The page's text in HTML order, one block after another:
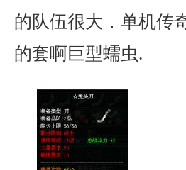
的队伍很大．单机传
的套啊巨型蠕虫.